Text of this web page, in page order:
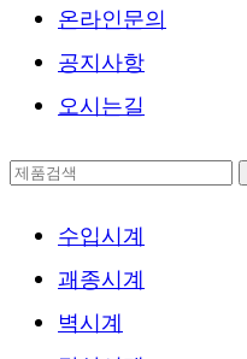
온라인문의
공지사항
오시는길
수입시계
괘종시계
벽시계